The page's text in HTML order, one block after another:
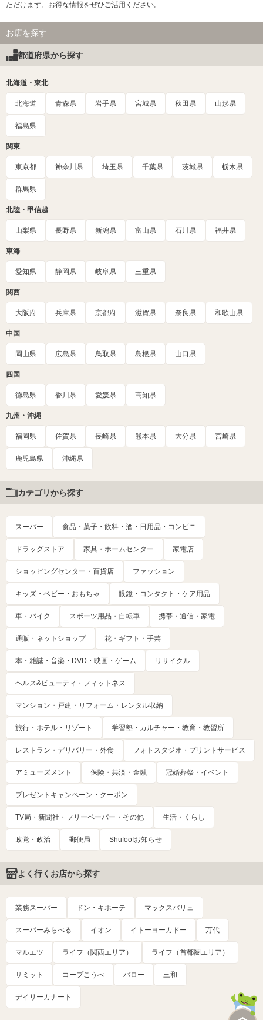
ただけます。お得な情報をぜひご活用ください。
お店を探す
都道府県から探す
北海道・東北
北海道 青森県 岩手県 宮城県 秋田県 山形県
福島県
関東
東京都 神奈川県 埼玉県 千葉県 茨城県 栃木県
群馬県
北陸・甲信越
山梨県 長野県 新潟県 富山県 石川県 福井県
東海
愛知県 静岡県 岐阜県 三重県
関西
大阪府 兵庫県 京都府 滋賀県 奈良県 和歌山県
中国
岡山県 広島県 鳥取県 島根県 山口県
四国
徳島県 香川県 愛媛県 高知県
九州・沖縄
福岡県 佐賀県 長崎県 熊本県 大分県 宮崎県
鹿児島県 沖縄県
カテゴリから探す
スーパー 食品・菓子・飲料・酒・日用品・コンビニ
ドラッグストア 家具・ホームセンター 家電店
ショッピングセンター・百貨店 ファッション
キッズ・ベビー・おもちゃ 眼鏡・コンタクト・ケア用品
車・バイク スポーツ用品・自転車 携帯・通信・家電
通販・ネットショップ 花・ギフト・手芸
本・雑誌・音楽・DVD・映画・ゲーム リサイクル
ヘルス&ビューティ・フィットネス
マンション・戸建・リフォーム・レンタル収納
旅行・ホテル・リゾート 学習塾・カルチャー・教育・教習所
レストラン・デリバリー・外食 フォトスタジオ・プリントサービス
アミューズメント 保険・共済・金融 冠婚葬祭・イベント
プレゼントキャンペーン・クーポン
TV局・新聞社・フリーペーパー・その他 生活・くらし
政党・政治 郵便局 Shufoo!お知らせ
よく行くお店から探す
業務スーパー ドン・キホーテ マックスバリュ
スーパーみらべる イオン イトーヨーカドー 万代
マルエツ ライフ（関西エリア） ライフ（首都圏エリア）
サミット コープこうべ バロー 三和
デイリーカナート